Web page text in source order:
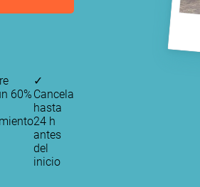
60%
✓
Cancela
hasta
24 h
antes
del
inicio